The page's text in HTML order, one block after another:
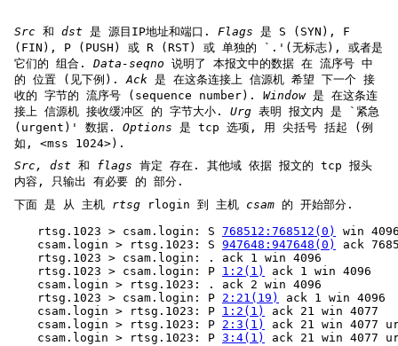
Src 和 dst 是 源目IP地址和端口. Flags 是 S (SYN), F
(FIN), P (PUSH) 或 R (RST) 或 单独的 `.'(无标志), 或者是
它们的 组合. Data-seqno 说明了 本报文中的数据 在 流序号 中
的 位置 (见下例). Ack 是 在这条连接上 信源机 希望 下一个 接
收的 字节的 流序号 (sequence number). Window是 在这条连
接上 信源机 接收缓冲区 的 字节大小. Urg 表明 报文内 是 `紧急
(urgent)' 数据. Options 是 tcp 选项, 用 尖括号 括起 (例
如, <mss 1024>).
Src, dst 和 flags 肯定 存在. 其他域 依据 报文的 tcp 报头
内容, 只输出 有必要 的 部分.
下面 是 从 主机 rtsg rlogin 到 主机 csam 的 开始部分.
rtsg.1023 > csam.login: S 768512:768512(0)
win
csam.login > rtsg.1023: S 947648:947648(0)
ack
rtsg.1023 > csam.login: . ack 1 win 4096
rtsg.1023 > csam.login: P 1:2(1)
ack 1 win 4096
csam.login > rtsg.1023: . ack 2 win 4096
rtsg.1023 > csam.login: P 2:21(19)
ack 1 win 4096
csam.login > rtsg.1023: P 1:2(1)
ack 21 win 4077
csam.login > rtsg.1023: P 2:3(1)
ack 21 win 4077
csam.login > rtsg.1023: P 3:4(1) ack 21 win 4077